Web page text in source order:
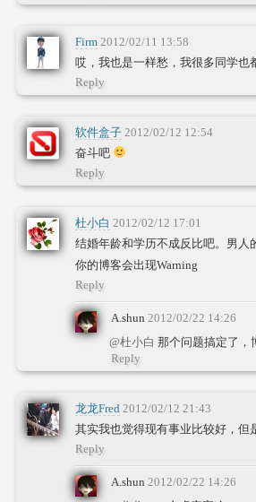
Firm 2012/02/11 13:58
哎，我也是一样愁，我很多同学也
Reply
软件盒子 2012/02/12 12:54
奋斗吧
Reply
杜小白 2012/02/12 17:01
结婚年龄和学历不成反比吧。男人
你的博客会出现Warning
Reply
A.shun 2012/02/22 14:26
@杜小白 那个问题搞定了，
Reply
龙龙Fred 2012/02/12 21:43
其实我也觉得现有事业比较好，但
Reply
A.shun 2012/02/22 14:26